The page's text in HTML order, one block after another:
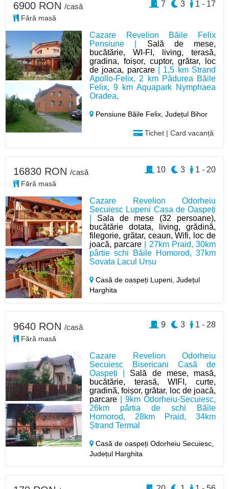
Cazare Revelion Băile Felix
Pensiune | Sală de mese,
bucătărie, WI-FI, living, terasă,
gradina, foișor, cuptor, grătar, loc
de joaca, parcare| 1,5 km Strand
Apollo-Felix, 2 km Pădurea Băile
Felix, 9 km Aquapark Nymphaea
Oradea,
Pensiune Băile Felix,Județul Bihor
Tichet | Card vacanță
6900 RON /casă
Fără masă
1 - 17
3
7
Cazare Revelion Odorheiu
Secuiesc Lupeni Casa de Oaspeți
Sala de mese (32 persoane),
bucătărie dotata, living, grădină,
filegorie, grătar, ceaun, Wifi, loc de
joacă, parcare | 27km Praid, 30km
pârtie schi Băile Homorod, 37km
Sovata Lacul Ursu
Casă de oaspeți Lupeni,Județul
Harghita
16830 RON /casă
Fără masă
1 - 20
3
10
Cazare Revelion Odorheiu
Secuiesc Bisericani Casă de
Oaspeți | Sală de mese, masă,
bucătărie, terasă, WIFI, curte,
gradină, foișor, grătar, loc de joacă,
parcare | 9km Odorheiu-Secuiesc,
26km pârtia de schi Băile
Homorod, 28km Praid, 34km
Ștrand Termal
Casă de oaspeți Odorheiu Secuiesc,
Județul Harghita
9640 RON /casă
Fără masă
1 - 28
3
9